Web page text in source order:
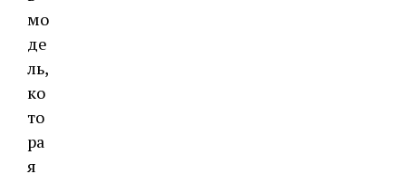
мо
де
ль,
ко
то
ра
я